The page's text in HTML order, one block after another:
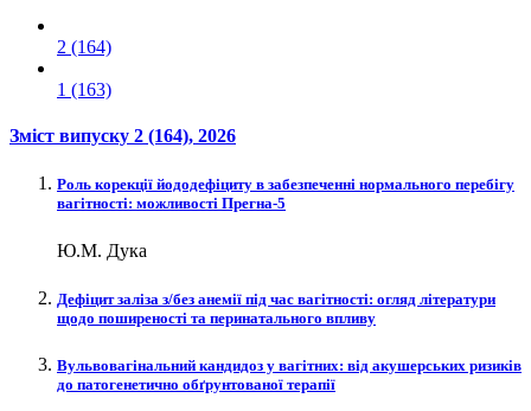
2 (164)
1 (163)
Зміст випуску 2 (164), 2026
Роль корекції йододефіциту в забезпеченні нормального перебігу
вагітності: можливості Прегна-5
Ю.М. Дука
Дефіцит заліза з/без анемії під час вагітності: огляд літератури
щодо поширеності та перинатального впливу
Вульвовагінальний кандидоз у вагітних: від акушерських ризиків
до патогенетично обґрунтованої терапії